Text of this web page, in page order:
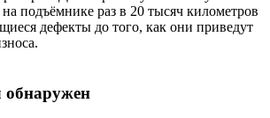
подъёмнике раз в 20 тысяч километров
дефекты до того, как они приведут